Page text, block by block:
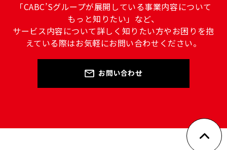
「CABC’Sグループが展開している事業内容について
もっと知りたい」など、
サービス内容について詳しく知りたい方やお困りを抱
えている際はお気軽にお問い合わせください。
お問い合わせ